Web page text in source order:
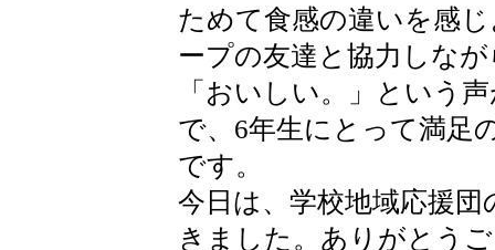
ためて食感の違いを感
ープの友達と協力しな
「おいしい。」という
で、6年生にとって満足
です。
今日は、学校地域応援
きました。ありがとう